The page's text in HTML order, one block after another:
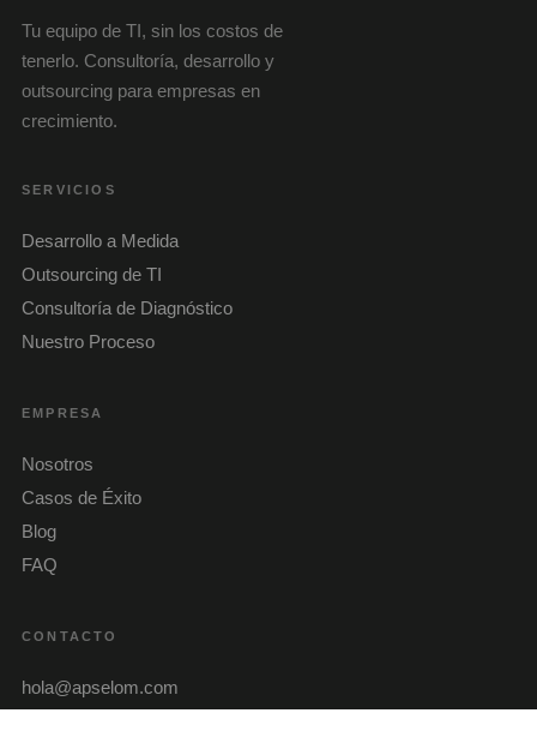
Tu equipo de TI, sin los costos de
tenerlo. Consultoría, desarrollo y
outsourcing para empresas en
crecimiento.
SERVICIOS
Desarrollo a Medida
Outsourcing de TI
Consultoría de Diagnóstico
Nuestro Proceso
EMPRESA
Nosotros
Casos de Éxito
Blog
FAQ
CONTACTO
hola@apselom.com